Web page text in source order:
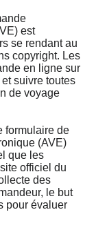
est
se rendant au
copyright. Les
en ligne sur
suivre toutes
de voyage
formulaire de
(AVE)
que les
officiel du
des
le but
pour évaluer